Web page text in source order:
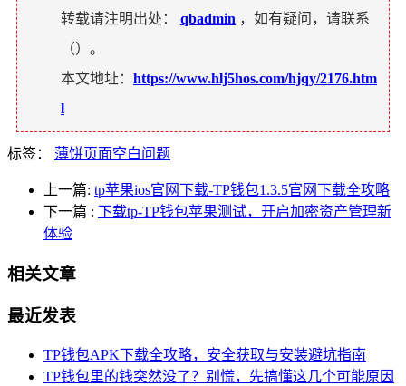
转载请注明出处： qbadmin ，如有疑问，请联系
（）。
本文地址： https://www.hlj5hos.com/hjqy/2176.htm
l
标签： 薄饼页面空白问题
上一篇: tp苹果ios官网下载-TP钱包1.3.5官网下载全攻略
下一篇 : 下载tp-TP钱包苹果测试，开启加密资产管理新
体验
相关文章
最近发表
TP钱包APK下载全攻略，安全获取与安装避坑指南
TP钱包里的钱突然没了？别慌，先搞懂这几个可能原因